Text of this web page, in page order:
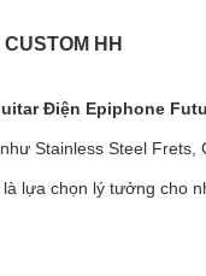
HH
Điện Epiphone
Stainless Steel
lựa chọn lý tưởng cho